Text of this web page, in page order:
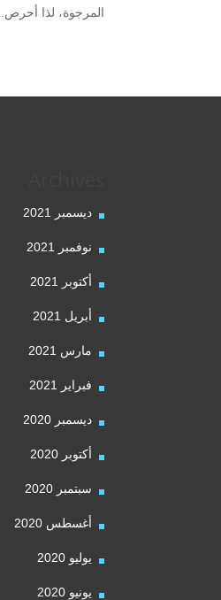
المرجوة، لذا أحرص...
ديسمبر 2021
نوفمبر 2021
أكتوبر 2021
أبريل 2021
مارس 2021
فبراير 2021
ديسمبر 2020
أكتوبر 2020
سبتمبر 2020
أغسطس 2020
يوليو 2020
يونيو 2020